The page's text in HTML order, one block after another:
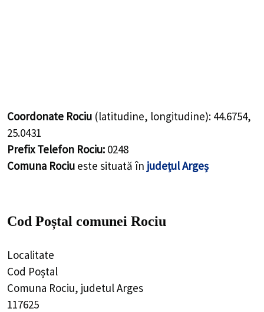
Coordonate Rociu (latitudine, longitudine): 44.6754,
25.0431
Prefix Telefon Rociu: 0248
Comuna Rociu este situată în județul Argeș
Cod Poștal comunei Rociu
Localitate
Cod Poștal
Comuna Rociu, judetul Arges
117625